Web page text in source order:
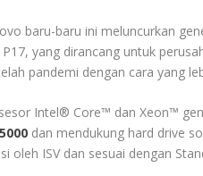
baru-baru ini meluncurkan
yang dirancang untuk
pandemi dengan cara yang
Intel® Core™ dan Xeon™
dan mendukung hard drive
oleh ISV dan sesuai dengan